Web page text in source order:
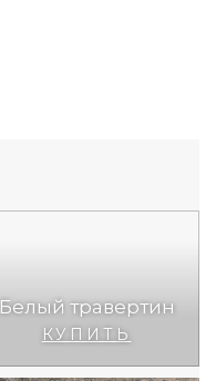
Белый травертин
КУПИТЬ